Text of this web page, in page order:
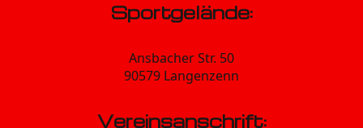
Sportgelände:
Ansbacher Str. 50
90579 Langenzenn
Vereinsanschrift: